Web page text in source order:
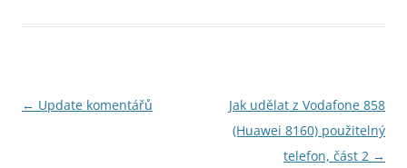
Navigace
← Update komentářů
Jak udělat z Vodafone 858
(Huawei 8160) použitelný
telefon, část 2 →